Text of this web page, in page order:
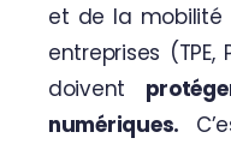
et de la mobilité
entreprises (TPE,
doivent
numériques.